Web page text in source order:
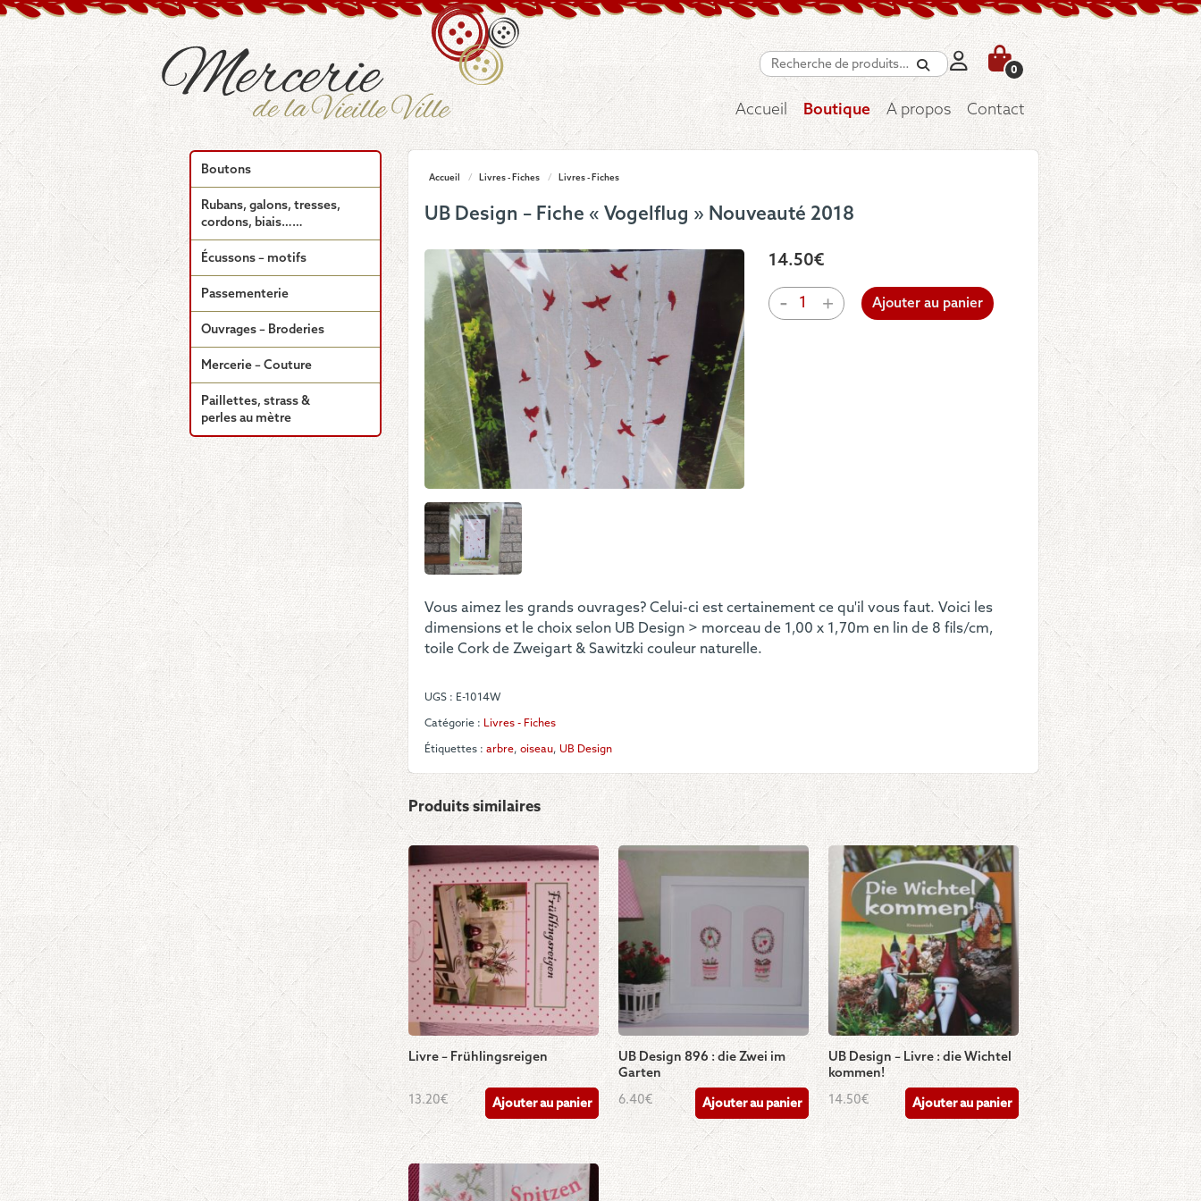
Recherche
0
Accueil Boutique A propos Contact
Accueil / Livres - Fiches / Livres - Fiches
UB Design – Fiche « Vogelflug » Nouveauté 2018
14.50€
-
quantité
de
+ Ajouter au panier
Vous aimez les grands ouvrages? Celui-ci est certainement ce qu'il vous faut. Voici les
dimensions et le choix selon UB Design > morceau de 1,00 x 1,70m en lin de 8 fils/cm,
toile Cork de Zweigart & Sawitzki couleur naturelle.
UGS : E-1014W
Catégorie : Livres - Fiches
Étiquettes : arbre, oiseau, UB Design
Produits similaires
Livre – Frühlingsreigen
13.20€ Ajouter au panier
UB Design 896 : die Zwei im
Garten
6.40€ Ajouter au panier
UB Design – Livre : die Wichtel
kommen!
14.50€ Ajouter au panier
Boutons
Rubans, galons, tresses,
cordons, biais……
Écussons – motifs
Passementerie
Ouvrages – Broderies
Mercerie – Couture
Paillettes, strass &
perles au mètre